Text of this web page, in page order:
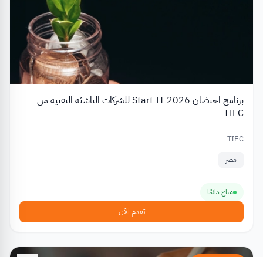
برنامج احتضان Start IT 2026 للشركات الناشئة التقنية من
TIEC
TIEC
مصر
متاح دائمًا
تقدم الآن